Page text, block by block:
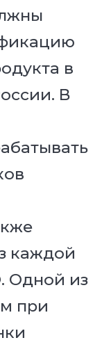
в
В
каждой
Одной из
при